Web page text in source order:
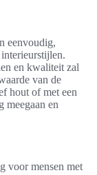
eenvoudig,
en kwaliteit zal
van de
hout of met een
meegaan en
voor mensen met